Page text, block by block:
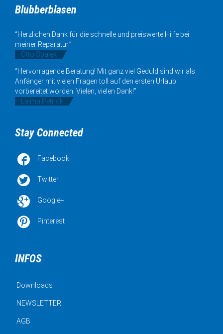
Blubberblasen
“Herzlichen Dank für die schnelle und preiswerte Hilfe bei
meiner Reparatur.”
– Otto Spalek
“Hervorragende Beratung! Mit ganz viel Geduld sind wir als
Anfänger mit vielen Fragen toll auf den ersten Urlaub
vorbereitet worden. Vielen, vielen Dank!”
– Laima Petrick
Stay Connected
 Facebook
 Twitter
 Google+
 Pinterest
INFOS
Downloads
NEWSLETTER
AGB